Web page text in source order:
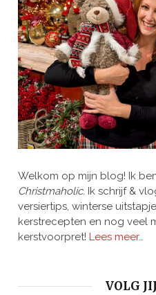
Welkom op mijn blog! Ik
Christmaholic. Ik schrijf &
versiertips, winterse
kerstrecepten en nog veel
kerstvoorpret! Lees meer…
VOLG